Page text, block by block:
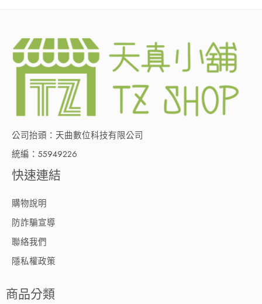
公司抬頭：天曲數位科技有限公司
統編：55949226
快速連結
購物說明
防詐騙宣導
聯絡我們
隱私權政策
商品分類